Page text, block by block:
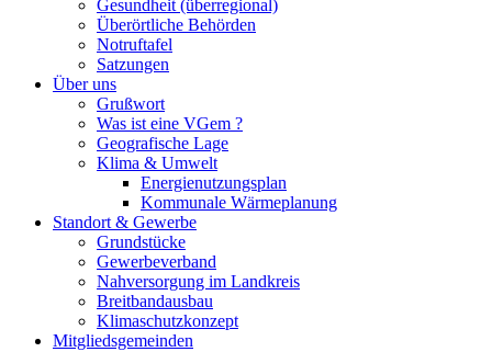
Gesundheit (überregional)
Überörtliche Behörden
Notruftafel
Satzungen
Über uns
Grußwort
Was ist eine VGem ?
Geografische Lage
Klima & Umwelt
Energienutzungsplan
Kommunale Wärmeplanung
Standort & Gewerbe
Grundstücke
Gewerbeverband
Nahversorgung im Landkreis
Breitbandausbau
Klimaschutzkonzept
Mitgliedsgemeinden